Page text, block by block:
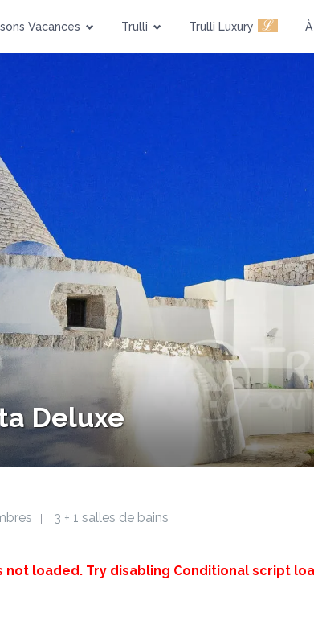
Vacances Trulli Trulli Luxury ℒ
Deluxe
3 + 1 salles de bains
not loaded. Try disabling Conditional script